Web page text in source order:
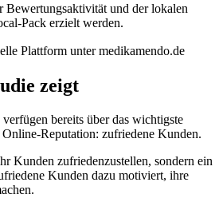
Bewertungsaktivität und der lokalen
Pack erzielt werden.
Plattform unter medikamendo.de
zeigt
bereits über das wichtigste
Reputation: zufriedene Kunden.
Kunden zufriedenzustellen, sondern ein
Kunden dazu motiviert, ihre